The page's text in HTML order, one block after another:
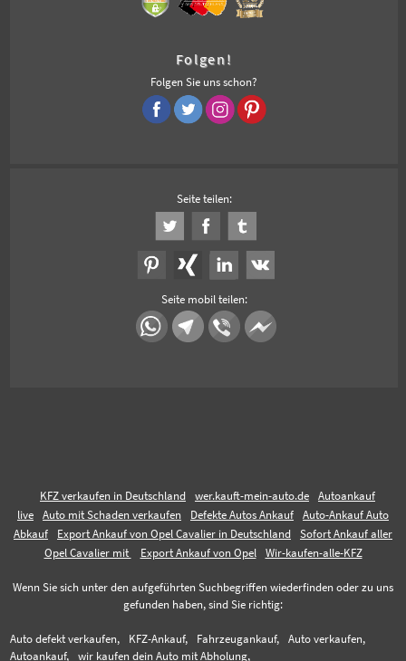
Folgen!
Folgen Sie uns schon?
Seite teilen:
Seite mobil teilen:
KFZ verkaufen in Deutschland wer.kauft-mein-auto.de
Autoankauf
live
Auto mit Schaden verkaufen Defekte Autos Ankauf
Auto-Ankauf Auto
Abkauf
Export Ankauf von Opel Cavalier in Deutschland
Sofort Ankauf aller
Opel Cavalier mit
Export Ankauf von Opel Wir-kaufen-alle-KFZ
Wenn Sie sich unter den aufgeführten Suchbegriffen wiederfinden oder zu uns
gefunden haben, sind Sie richtig:
Auto defekt verkaufen, KFZ-Ankauf, Fahrzeugankauf,
Auto verkaufen,
Autoankauf,
wir kaufen dein Auto mit Abholung,